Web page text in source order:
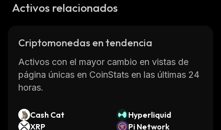
Activos relacionados
Criptomonedas en tendencia
Activos con el mayor cambio en vistas de
página únicas en CoinStats en las últimas 24
horas.
Cash Cat
Hyperliquid
XRP
Pi Network